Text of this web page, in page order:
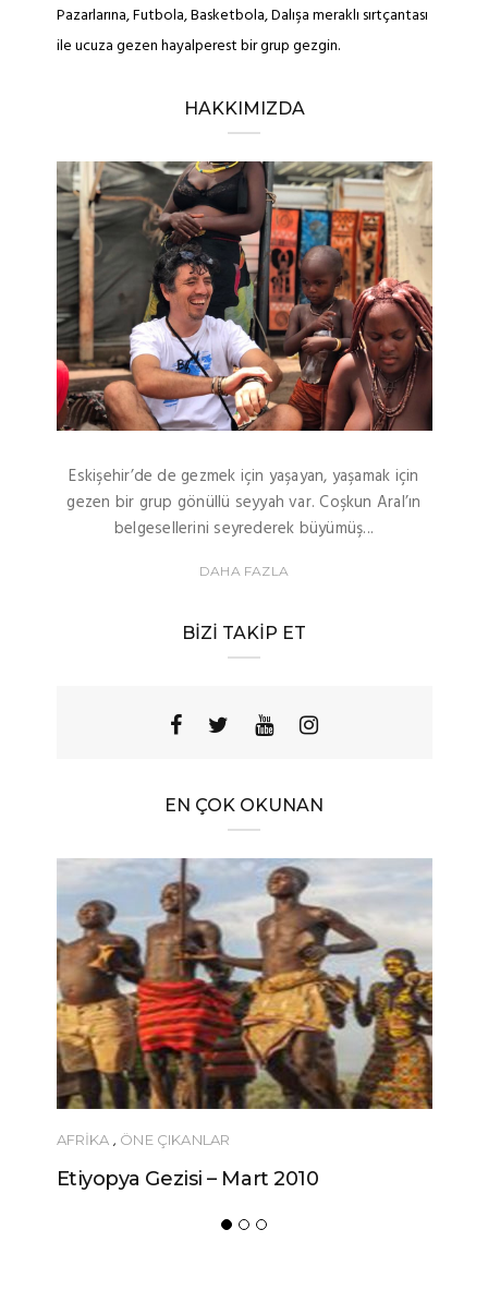
Pazarlarına, Futbola, Basketbola, Dalışa meraklı sırtçantası
ile ucuza gezen hayalperest bir grup gezgin.
HAKKIMIZDA
Eskişehir’de de gezmek için yaşayan, yaşamak için
gezen bir grup gönüllü seyyah var. Coşkun Aral’ın
belgesellerini seyrederek büyümüş...
DAHA FAZLA
BIZI TAKIP ET
EN ÇOK OKUNAN
AFRIKA , ÖNE ÇIKANLAR
Etiyopya Gezisi – Mart 2010